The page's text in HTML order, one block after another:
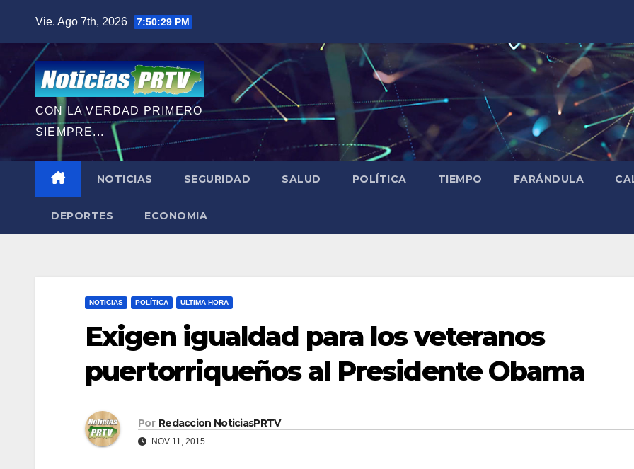
contenido
Vie. Ago 7th, 2026 7:50:30 PM
CON LA VERDAD PRIMERO
SIEMPRE...
NOTICIAS SEGURIDAD SALUD POLÍTICA TIEMPO FARÁNDULA
DEPORTES ECONOMIA
NOTICIAS POLÍTICA ULTIMA HORA
Exigen igualdad para los veteranos
puertorriqueños al Presidente Obama
Por Redaccion NoticiasPRTV
NOV 11, 2015